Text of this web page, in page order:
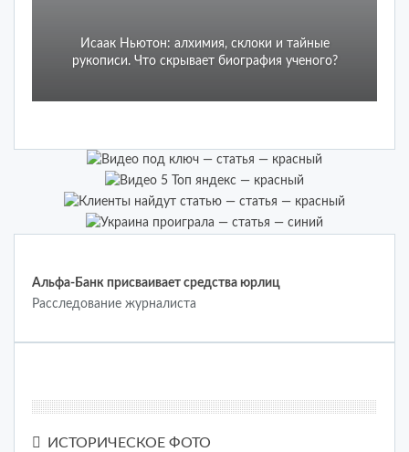
Исаак Ньютон: алхимия, склоки и тайные
рукописи. Что скрывает биография ученого?
Альфа-Банк присваивает средства юрлиц
Расследование журналиста
ИСТОРИЧЕСКОЕ ФОТО